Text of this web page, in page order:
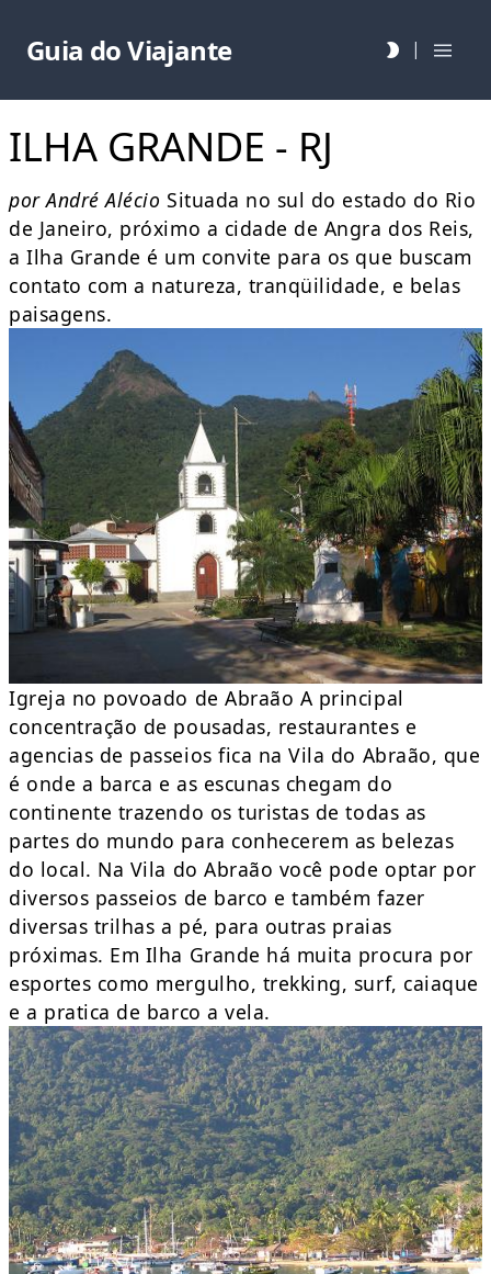
Guia do Viajante |
ILHA GRANDE - RJ
por André Alécio Situada no sul do estado do Rio
de Janeiro, próximo a cidade de Angra dos Reis,
a Ilha Grande é um convite para os que buscam
contato com a natureza, tranqüilidade, e belas
paisagens.
Igreja no povoado de Abraão A principal
concentração de pousadas, restaurantes e
agencias de passeios fica na Vila do Abraão, que
é onde a barca e as escunas chegam do
continente trazendo os turistas de todas as
partes do mundo para conhecerem as belezas
do local. Na Vila do Abraão você pode optar por
diversos passeios de barco e também fazer
diversas trilhas a pé, para outras praias
próximas. Em Ilha Grande há muita procura por
esportes como mergulho, trekking, surf, caiaque
e a pratica de barco a vela.